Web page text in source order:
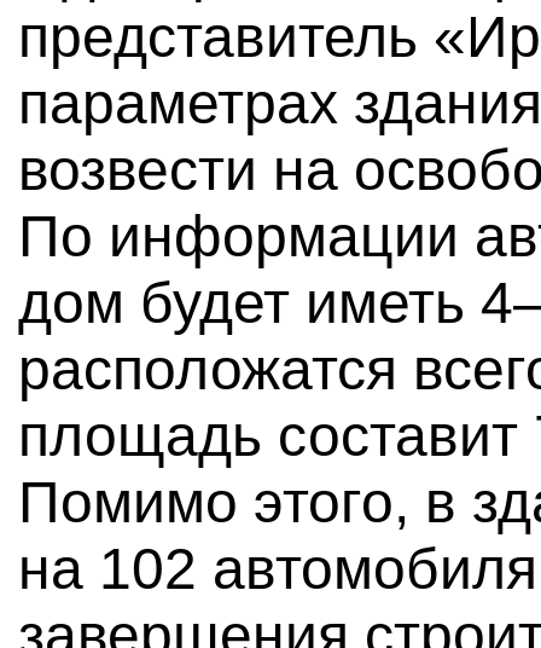
представитель
параметрах
возвести на
По информации
дом будет иметь
расположатся
площадь составит
Помимо этого, в
на 102
завершения